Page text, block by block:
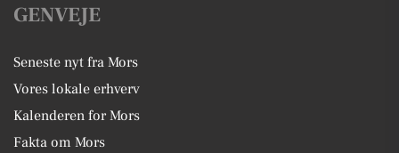
GENVEJE
Seneste nyt fra Mors
Vores lokale erhverv
Kalenderen for Mors
Fakta om Mors